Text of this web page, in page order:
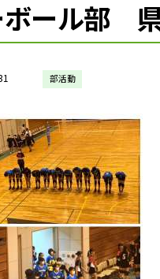
ボール部
部活動